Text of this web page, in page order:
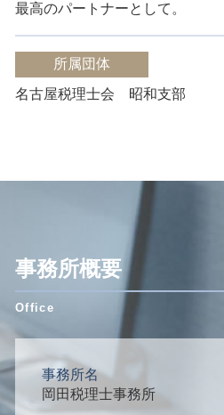
最高のパートナーとして。
所属団体
名古屋税理士会 昭和支部
事務所概要
事務所名
岡田税理士事務所